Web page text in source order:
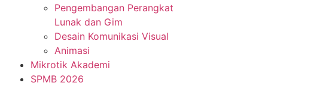
Pengembangan Perangkat
Lunak dan Gim
Desain Komunikasi Visual
Animasi
Mikrotik Akademi
SPMB 2026